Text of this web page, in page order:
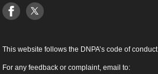
This website follows the DNPA’s code of conduct
For any feedback or complaint, email to: